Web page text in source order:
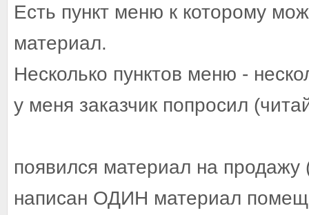
Есть пункт меню к которому
материал.
Несколько пунктов меню -
у меня заказчик попросил
появился материал на продажу
написан ОДИН материал